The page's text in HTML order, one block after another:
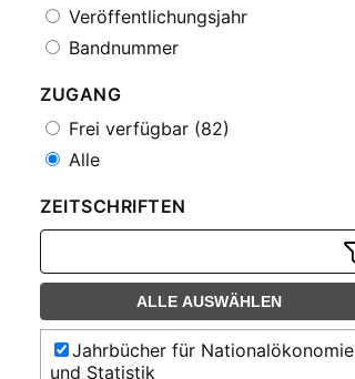
Veröffentlichungsjahr
Bandnummer
ZUGANG
Frei verfügbar (82)
Alle
ZEITSCHRIFTEN
ALLE AUSWÄHLEN
Jahrbücher für Nationalökonomie
und Statistik